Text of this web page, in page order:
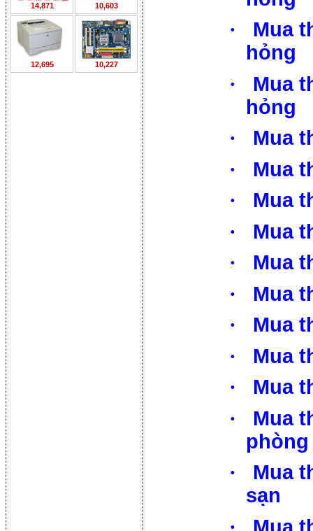
14,871 10,603
12,695 10,227
·
Mua
hỏng
·
Mua
hỏng
·
Mua
·
Mua
·
Mua
·
Mua
·
Mua
·
Mua
·
Mua
·
Mua
·
Mua
·
Mua
phòng
·
Mua
sạn
·
Mua